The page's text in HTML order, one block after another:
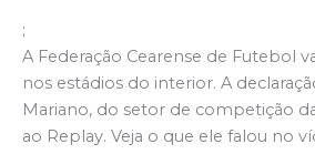
;
A Federação Cearense de Futebol
nos estádios do interior. A
Mariano, do setor de competição
ao Replay. Veja o que ele falou no